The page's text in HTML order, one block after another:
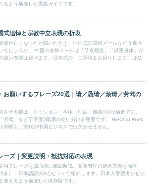
るよう構成した実践ガイドです。
式追悼と宗教中立表現の折衷
族が亡くなったと聞いたとき、中国式の哀悼メールをどう書け
でしょうか。 中国の哀悼メールは「节哀顺变」「保重身体」が
強い表現は避けます。日本式の「ご冥福をお祈りします」は仏
お願いするフレーズ20選｜请／恳请／烦请／劳驾の
させる鍵は、クッション・本体・理由・感謝の4段構造です。
劳驾」など丁寧度5階層の使い分けが重要です。 WeChat Work
判断も、現代の中国ビジネスでは欠かせません。
ーズ｜変更説明・抵抗対応の表現
用フレーズを場面別に徹底解説。変革管理の定番表現を簡体
き）・日本語訳の3点セットで紹介します。日本人学習者がビジ
使えるよう構成した保存版です。